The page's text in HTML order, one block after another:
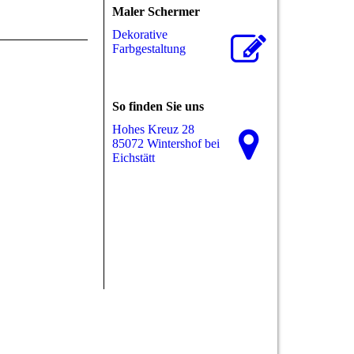
Maler Schermer
Dekorative
Farbgestaltung
So finden Sie uns
Hohes Kreuz 28
85072 Wintershof bei
Eichstätt